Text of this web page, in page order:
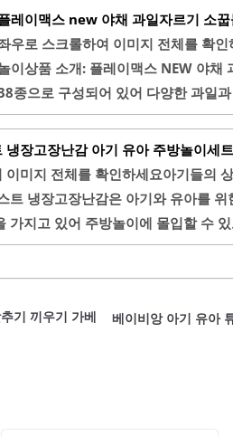
는 이유전자레인지에 호일을 넣는 것
자파를 반사하기 때문에 스파크가
하면 화재로 번질 위험이 있어요. 또
인 스파크가 계속 발생할 수 있으니
레이맥스 new 야채 과일자르기 소
우로 스크롤하여 이미지 전체를 확
이상품 소개: 플레이맥스 NEW 야채
종으로 구성되어 있어 다양한 과일
. 이 제품은 벨크로 방식으로 되어
경쾌한 소리가 나며, 이는 아기의 집
합니다. 30개월 아기에게 적합한 이 장
며, 자르고 붙이는 과정을 통해 손의 협
고 알록달록하여 아기의 시각적 자극
로 많은..
냉장고장난감 아기 유아 주방놀이세
이미지 전체를 확인하세요아기들의
트 냉장고장난감은 아기와 유아를
가지고 있어 주방놀이에 몰입할 수
여 다양한 음식 모형 장난감을 수납
한 경험을 제공하여 놀이에 더욱 집
음이 울리는 기능은 아이들에게 냉장
기 끼우기 가베
베이비앙 아기 유아